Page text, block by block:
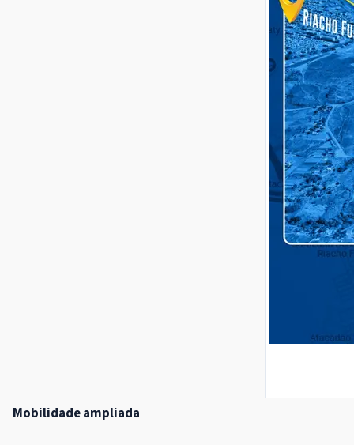
Mobilidade ampliada